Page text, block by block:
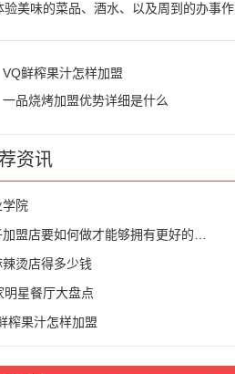
验美味的菜品、酒水、以及周到的办事
VQ鲜榨果汁怎样加盟
一品烧烤加盟优势详细是什么
资讯
学院
盟店要如何做才能够拥有更好的生意呢?
辣烫店得多少钱
明星餐厅大盘点
榨果汁怎样加盟